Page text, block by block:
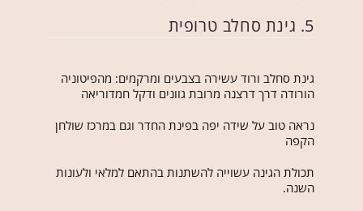
5. גינת סחלב טרופית
גינת סחלב ורוד עשירה בצבעים ומרקמים: מהפיטוניה
הורודה דרך דרצנה מרובת גוונים ודקל חמדוריאה
נראה טוב על שידה יפה בפינת החדר וגם במרכז שולחן
הקפה
תכולת הגינה עשוייה להשתנות בהתאם למלאי ולעונות
השנה.